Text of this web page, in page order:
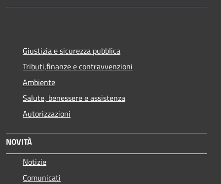
Giustizia e sicurezza pubblica
Tributi,finanze e contravvenzioni
Ambiente
Salute, benessere e assistenza
Autorizzazioni
NOVITÀ
Notizie
Comunicati